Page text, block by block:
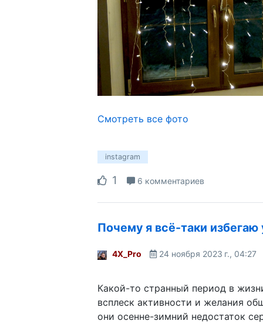
Смотреть все фото
instagram
1 6 комментариев
Почему я всё-таки избегаю
4X_Pro 24 ноября 2023 г., 04:27
Какой-то странный период в
всплеск активности и желания
они осенне-зимний недостаток